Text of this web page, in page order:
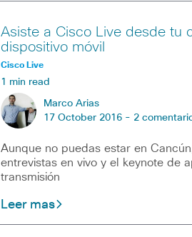
Asiste a Cisco Live desde tu
dispositivo móvil
Cisco Live
1 min read
Marco Arias
17 October 2016 - 2
Aunque no puedas estar en
entrevistas en vivo y el keynote de
transmisión
Leer mas